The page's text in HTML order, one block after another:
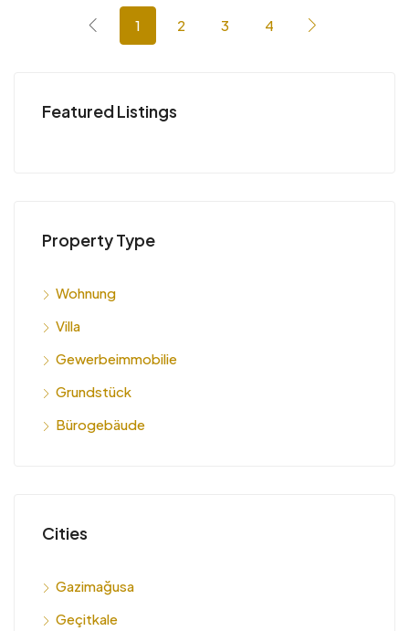
1 2 3 4
Featured Listings
Property Type
Wohnung
Villa
Gewerbeimmobilie
Grundstück
Bürogebäude
Cities
Gazimağusa
Geçitkale